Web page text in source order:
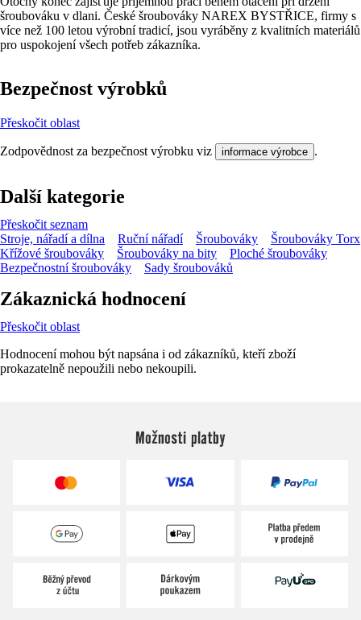
šroubováku v dlani. České šroubováky NAREX BYSTŘICE, firmy s
více než 100 letou výrobní tradicí, jsou vyráběny z kvalitních materiálů
pro uspokojení všech potřeb zákazníka.
Bezpečnost výrobků
Přeskočit oblast
Zodpovědnost za bezpečnost výrobku viz informace výrobce .
Další kategorie
Přeskočit seznam
Stroje, nářadí a dílna
Ruční nářadí Šroubováky
Šroubováky Torx
Křížové šroubováky
Šroubováky na bity
Ploché šroubováky
Bezpečnostní šroubováky
Sady šroubováků
Zákaznická hodnocení
Přeskočit oblast
Hodnocení mohou být napsána i od zákazníků, kteří zboží
prokazatelně nepoužili nebo nekoupili.
Možnosti platby